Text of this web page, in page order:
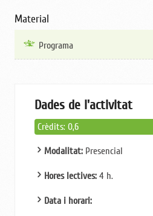
Material
Programa
Dades de l'activitat
Crèdits: 0,6
Modalitat: Presencial
Hores lectives: 4 h.
Data i horari: